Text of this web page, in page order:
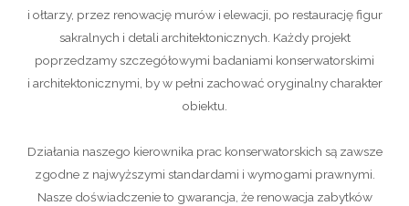
i ołtarzy, przez renowację murów i elewacji, po restaurację figur
sakralnych i detali architektonicznych. Każdy projekt
poprzedzamy szczegółowymi badaniami konserwatorskimi
i architektonicznymi, by w pełni zachować oryginalny charakter
obiektu.
Działania naszego kierownika prac konserwatorskich są zawsze
zgodne z najwyższymi standardami i wymogami prawnymi.
Nasze doświadczenie to gwarancja, że renowacja zabytków